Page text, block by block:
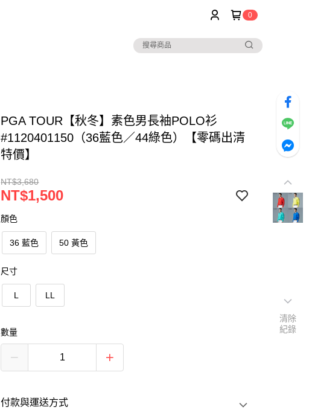
0
PGA TOUR【秋冬】素色男長袖POLO衫
#1120401150（36藍色／44綠色）【零碼出清
特價】
NT$3,680
NT$1,500
顏色
36 藍色 50 黃色
尺寸
L LL
數量
付款與運送方式
清除
紀錄